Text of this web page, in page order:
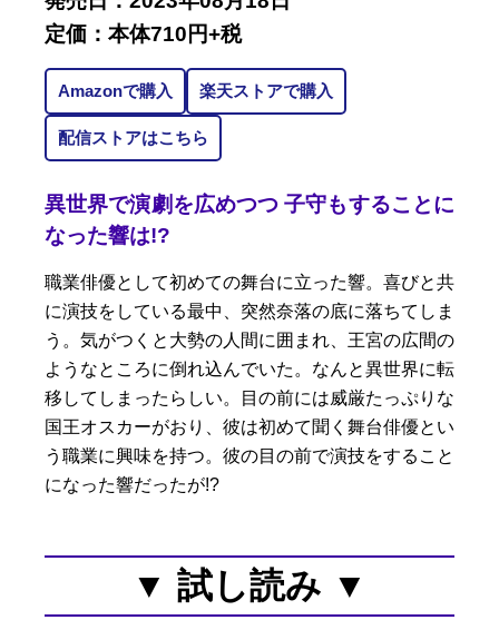
定価：本体710円+税
Amazonで購入 楽天ストアで購入
配信ストアはこちら
異世界で演劇を広めつつ 子守もすることに
なった響は!?
職業俳優として初めての舞台に立った響。喜びと共
に演技をしている最中、突然奈落の底に落ちてしま
う。気がつくと大勢の人間に囲まれ、王宮の広間の
ようなところに倒れ込んでいた。なんと異世界に転
移してしまったらしい。目の前には威厳たっぷりな
国王オスカーがおり、彼は初めて聞く舞台俳優とい
う職業に興味を持つ。彼の目の前で演技をすること
になった響だったが!?
▼ 試し読み ▼